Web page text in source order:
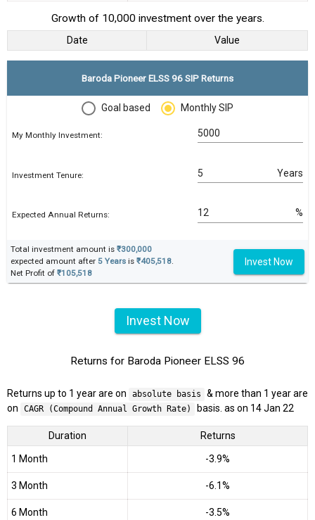
Growth of 10,000 investment over the years.
Date Value
Baroda Pioneer ELSS 96 SIP Returns
Goal based Monthly SIP
My Monthly Investment:
Investment Tenure: Years
Expected Annual Returns: %
Total investment amount is ₹300,000
expected amount after 5 Years is ₹405,518.
Net Profit of ₹105,518
Invest Now
Invest Now
Returns for Baroda Pioneer ELSS 96
Returns up to 1 year are on absolute basis
& more than 1 year are
on
CAGR (Compound Annual Growth Rate) basis. as on 14 Jan 22
Duration Returns
1 Month -3.9%
3 Month -6.1%
6 Month -3.5%